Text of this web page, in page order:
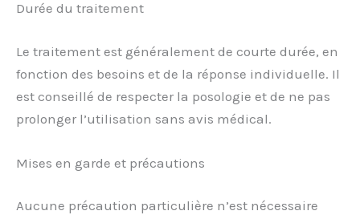
Durée du traitement
Le traitement est généralement de courte durée, en
fonction des besoins et de la réponse individuelle. Il
est conseillé de respecter la posologie et de ne pas
prolonger l’utilisation sans avis médical.
Mises en garde et précautions
Aucune précaution particulière n’est nécessaire